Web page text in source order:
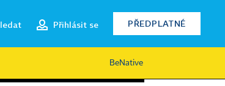
Přihlásit se PŘEDPLATNÉ
BeNative